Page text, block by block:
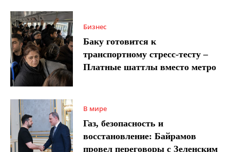
Бизнес
Баку готовится к
транспортному стресс-тесту –
Платные шаттлы вместо метро
В мире
Газ, безопасность и
восстановление: Байрамов
провел переговоры с Зеленским